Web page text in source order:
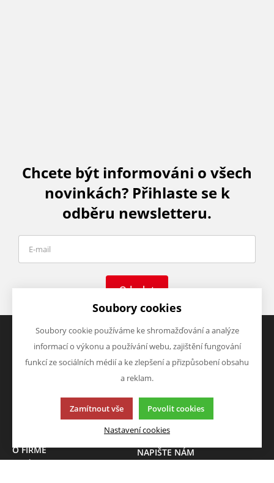
Chcete být informováni o všech
novinkách? Přihlaste se k
odběru newsletteru.
Odeslat
VŠE O NÁKUPU
Vrácení zboží
Zásady zpracování osobních
VÝHODY A SLEVY
Zboží v akci
Zboží výprodej
O FIRMĚ
O nás
NAPIŠTE NÁM
Soubory cookies
Soubory cookie používáme ke shromažďování a analýze
informací o výkonu a používání webu, zajištění fungování
funkcí ze sociálních médií a ke zlepšení a přizpůsobení obsahu
a reklam.
Zamítnout vše Povolit cookies
Nastavení cookies